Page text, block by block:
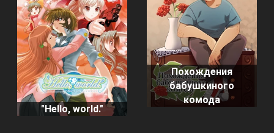
"Hello, world."
Похождения
бабушкиного
комода